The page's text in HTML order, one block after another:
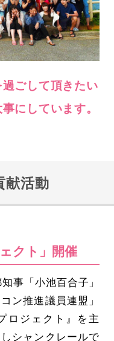
ごして頂きたい
にしています。
献活動
クト」開催
事「小池百合子」
ン推進議員連盟」
ロジェクト』を主
シャンクレールで